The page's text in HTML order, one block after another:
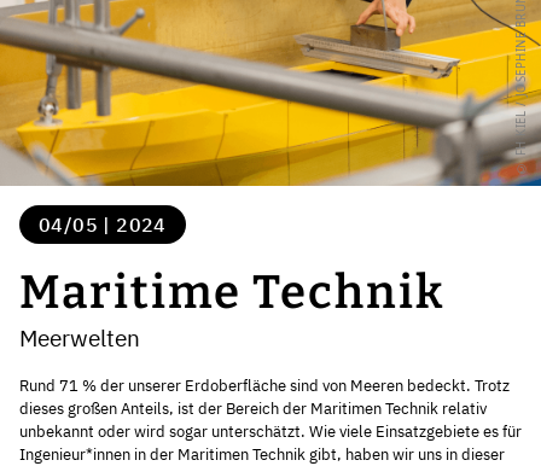
© FH KIEL / JOSEPHINE BRUNN
04/05 | 2024
Maritime Technik
Meerwelten
Rund 71 % der unserer Erdoberfläche sind von Meeren bedeckt. Trotz
dieses großen Anteils, ist der Bereich der Maritimen Technik relativ
unbekannt oder wird sogar unterschätzt. Wie viele Einsatzgebiete es für
Ingenieur*innen in der Maritimen Technik gibt, haben wir uns in dieser